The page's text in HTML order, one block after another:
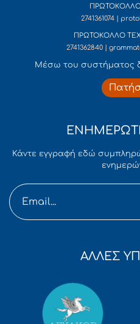
2741361074 |
ΠΡΩΤΟΚΟΛΛΟ
2741362840 |
Mέσω του συστήματος
Κάντε εγγραφή εδώ
ΑΛΛΕΣ